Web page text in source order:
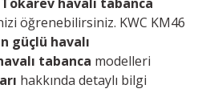
öğrenebilirsiniz. KWC KM46
güçlü havalı
tabanca modelleri
hakkında detaylı bilgi